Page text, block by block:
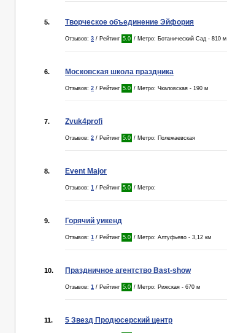
5. Творческое объединение Эйфория
Отзывов: 3 / Рейтинг 5.0 / Метро: Ботанический Сад - 810 м
6. Московская школа праздника
Отзывов: 2 / Рейтинг 5.0 / Метро: Чкаловская - 190 м
7. Zvuk4profi
Отзывов: 2 / Рейтинг 5.0 / Метро: Полежаевская
8. Event Major
Отзывов: 1 / Рейтинг 5.0 / Метро:
9. Горячий уикенд
Отзывов: 1 / Рейтинг 5.0 / Метро: Алтуфьево - 3,12 км
10. Праздничное агентство Bast-show
Отзывов: 1 / Рейтинг 5.0 / Метро: Рижская - 670 м
11. 5 Звезд Продюсерский центр